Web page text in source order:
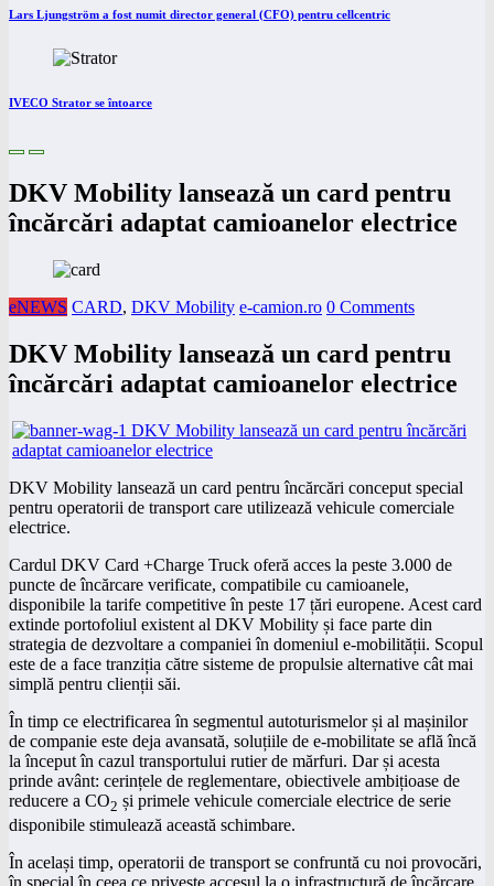
Lars Ljungström a fost numit director general (CFO) pentru cellcentric
IVECO Strator se întoarce
DKV Mobility lansează un card pentru
încărcări adaptat camioanelor electrice
eNEWS CARD, DKV Mobility e-camion.ro 0 Comments
DKV Mobility lansează un card pentru
încărcări adaptat camioanelor electrice
DKV Mobility lansează un card pentru încărcări conceput special
pentru operatorii de transport care utilizează vehicule comerciale
electrice.
Cardul DKV Card +Charge Truck oferă acces la peste 3.000 de
puncte de încărcare verificate, compatibile cu camioanele,
disponibile la tarife competitive în peste 17 țări europene. Acest card
extinde portofoliul existent al DKV Mobility și face parte din
strategia de dezvoltare a companiei în domeniul e-mobilității. Scopul
este de a face tranziția către sisteme de propulsie alternative cât mai
simplă pentru clienții săi.
În timp ce electrificarea în segmentul autoturismelor și al mașinilor
de companie este deja avansată, soluțiile de e-mobilitate se află încă
la început în cazul transportului rutier de mărfuri. Dar și acesta
prinde avânt: cerințele de reglementare, obiectivele ambițioase de
reducere a CO2 și primele vehicule comerciale electrice de serie
disponibile stimulează această schimbare.
În același timp, operatorii de transport se confruntă cu noi provocări,
în special în ceea ce privește accesul la o infrastructură de încărcare